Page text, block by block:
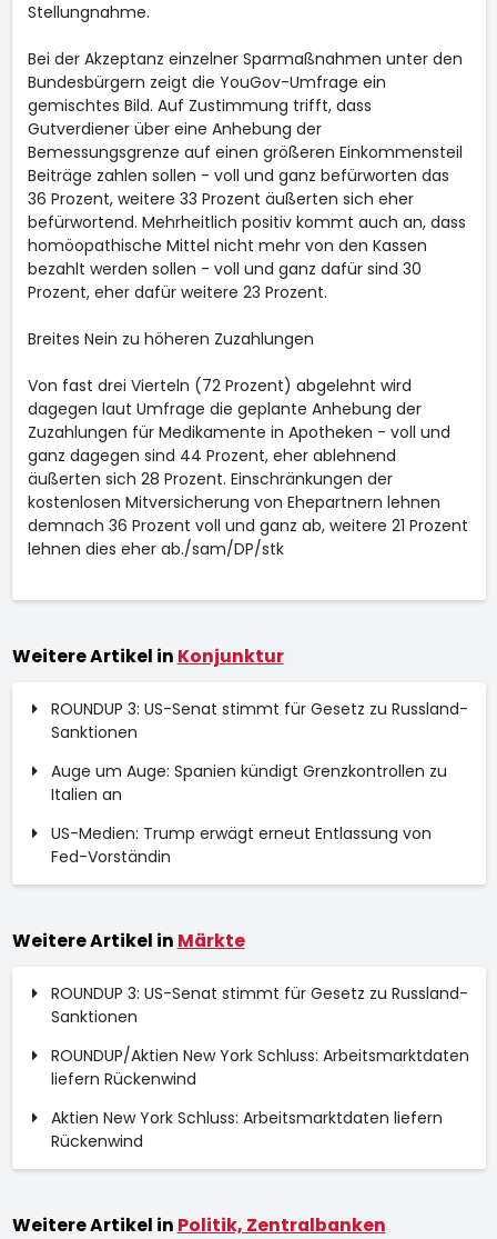
Stellungnahme.
Bei der Akzeptanz einzelner Sparmaßnahmen unter den
Bundesbürgern zeigt die YouGov-Umfrage ein
gemischtes Bild. Auf Zustimmung trifft, dass
Gutverdiener über eine Anhebung der
Bemessungsgrenze auf einen größeren Einkommensteil
Beiträge zahlen sollen - voll und ganz befürworten das
36 Prozent, weitere 33 Prozent äußerten sich eher
befürwortend. Mehrheitlich positiv kommt auch an, dass
homöopathische Mittel nicht mehr von den Kassen
bezahlt werden sollen - voll und ganz dafür sind 30
Prozent, eher dafür weitere 23 Prozent.
Breites Nein zu höheren Zuzahlungen
Von fast drei Vierteln (72 Prozent) abgelehnt wird
dagegen laut Umfrage die geplante Anhebung der
Zuzahlungen für Medikamente in Apotheken - voll und
ganz dagegen sind 44 Prozent, eher ablehnend
äußerten sich 28 Prozent. Einschränkungen der
kostenlosen Mitversicherung von Ehepartnern lehnen
demnach 36 Prozent voll und ganz ab, weitere 21 Prozent
lehnen dies eher ab./sam/DP/stk
Weitere Artikel in Konjunktur
ROUNDUP 3: US-Senat stimmt für Gesetz zu Russland-
Sanktionen
Auge um Auge: Spanien kündigt Grenzkontrollen zu
Italien an
US-Medien: Trump erwägt erneut Entlassung von
Fed-Vorständin
Weitere Artikel in Märkte
ROUNDUP 3: US-Senat stimmt für Gesetz zu Russland-
Sanktionen
ROUNDUP/Aktien New York Schluss: Arbeitsmarktdaten
liefern Rückenwind
Aktien New York Schluss: Arbeitsmarktdaten liefern
Rückenwind
Weitere Artikel in Politik, Zentralbanken